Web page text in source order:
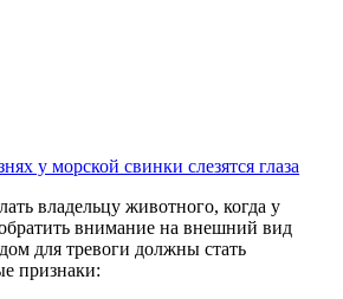
у морской свинки слезятся глаза
владельцу животного, когда у
обратить внимание на внешний вид
для тревоги должны стать
признаки: